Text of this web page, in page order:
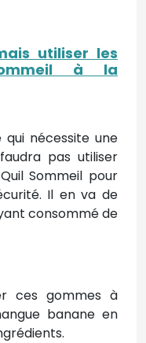
utiliser les
à la
nécessite une
pas utiliser
Sommeil pour
Il en va de
consommé de
ces gommes à
banane en